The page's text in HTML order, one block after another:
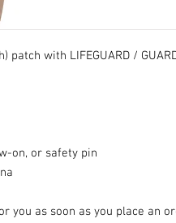
with LIFEGUARD /
on, or safety pin
you as soon as you place an